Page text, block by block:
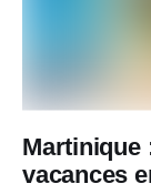
Martinique
vacances